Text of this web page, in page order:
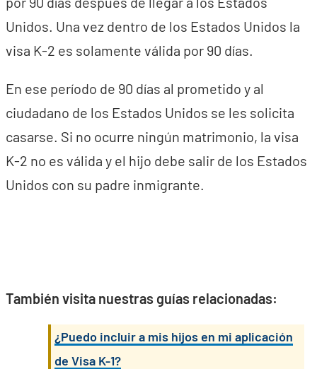
Unidos. Una vez dentro de los Estados Unidos la
visa K-2 es solamente válida por 90 días.
En ese período de 90 días al prometido y al
ciudadano de los Estados Unidos se les solicita
casarse. Si no ocurre ningún matrimonio, la visa
K-2 no es válida y el hijo debe salir de los Estados
Unidos con su padre inmigrante.
También visita nuestras guías relacionadas:
¿Puedo incluir a mis hijos en mi aplicación
de Visa K-1?